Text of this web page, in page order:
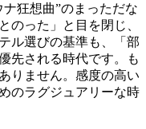
狂想曲”のまっただな
のった」と目を閉じ、
ル選びの基準も、「部
先される時代です。も
りません。感度の高い
のラグジュアリーな時